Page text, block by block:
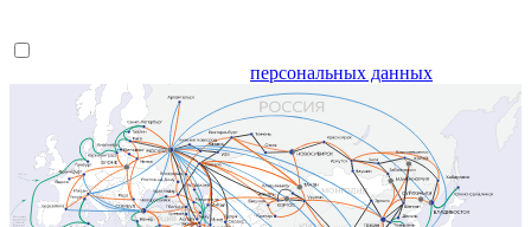
персональных данных